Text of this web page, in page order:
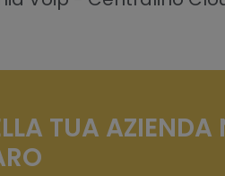
TUA AZIENDA